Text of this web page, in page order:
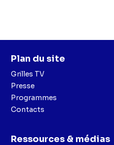
Plan du site
Grilles TV
Presse
Programmes
Contacts
Ressources & médias